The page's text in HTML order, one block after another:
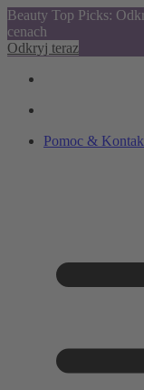
Beauty Top Picks:
cenach
Odkryj teraz
Pomoc &